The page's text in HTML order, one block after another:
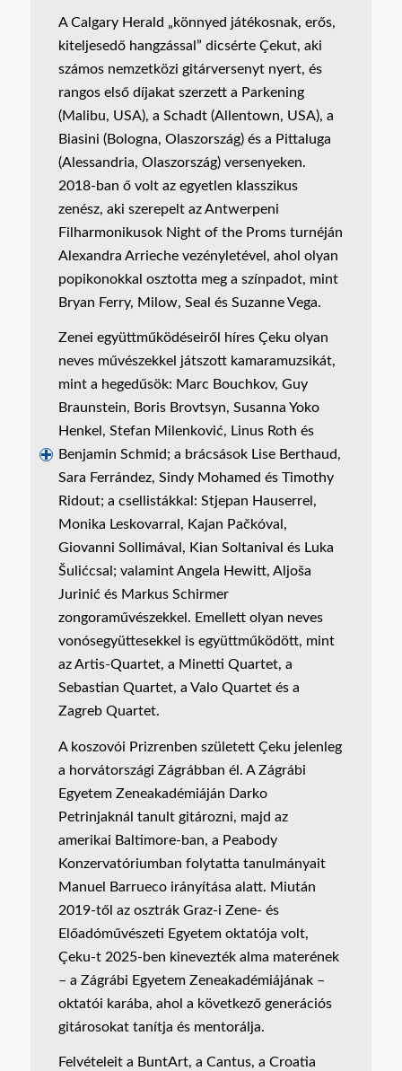
A Calgary Herald „könnyed játékosnak, erős,
kiteljesedő hangzással” dicsérte Çekut, aki
számos nemzetközi gitárversenyt nyert, és
rangos első díjakat szerzett a Parkening
(Malibu, USA), a Schadt (Allentown, USA), a
Biasini (Bologna, Olaszország) és a Pittaluga
(Alessandria, Olaszország) versenyeken.
2018-ban ő volt az egyetlen klasszikus
zenész, aki szerepelt az Antwerpeni
Filharmonikusok Night of the Proms turnéján
Alexandra Arrieche vezényletével, ahol olyan
popikonokkal osztotta meg a színpadot, mint
Bryan Ferry, Milow, Seal és Suzanne Vega.
Zenei együttműködéseiről híres Çeku olyan
neves művészekkel játszott kamaramuzsikát,
mint a hegedűsök: Marc Bouchkov, Guy
Braunstein, Boris Brovtsyn, Susanna Yoko
Henkel, Stefan Milenković, Linus Roth és
Benjamin Schmid; a brácsások Lise Berthaud,
Sara Ferrández, Sindy Mohamed és Timothy
Ridout; a csellistákkal: Stjepan Hauserrel,
Monika Leskovarral, Kajan Pačkóval,
Giovanni Sollimával, Kian Soltanival és Luka
Šulićcsal; valamint Angela Hewitt, Aljoša
Jurinić és Markus Schirmer
zongoraművészekkel. Emellett olyan neves
vonósegyüttesekkel is együttműködött, mint
az Artis-Quartet, a Minetti Quartet, a
Sebastian Quartet, a Valo Quartet és a
Zagreb Quartet.
A koszovói Prizrenben született Çeku jelenleg
a horvátországi Zágrábban él. A Zágrábi
Egyetem Zeneakadémiáján Darko
Petrinjaknál tanult gitározni, majd az
amerikai Baltimore-ban, a Peabody
Konzervatóriumban folytatta tanulmányait
Manuel Barrueco irányítása alatt. Miután
2019-től az osztrák Graz-i Zene- és
Előadóművészeti Egyetem oktatója volt,
Çeku-t 2025-ben kinevezték alma materének
– a Zágrábi Egyetem Zeneakadémiájának –
oktatói karába, ahol a következő generációs
gitárosokat tanítja és mentorálja.
Felvételeit a BuntArt, a Cantus, a Croatia